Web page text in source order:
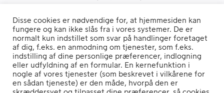
finde barer, pubber og hoteller, som kan
vise Viaplay’s sportsrettigheder i Danmark.
Hvis du benytter en "Ad Blocker" vil du opleve, at siden ikke fungerer
ordentligt.
Disse cookies er nødvendige for, at hjemmesiden kan
fungere og kan ikke slås fra i vores systemer. De er
normalt kun indstillet som svar på handlinger foretaget
af dig, f.eks. en anmodning om tjenester, som f.eks.
indstilling af dine personlige præferencer, indlogning
eller udfyldning af en formular. En kernefunktion i
nogle af vores tjenester (som beskrevet i vilkårene for
en sådan tjeneste) er den måde, hvorpå den er